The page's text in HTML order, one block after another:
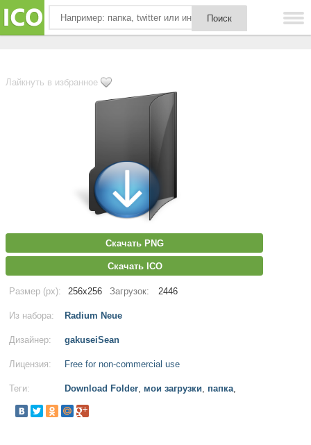
Лайкнуть в избранное
Скачать PNG
Скачать ICO
Размер (px): 256x256 Загрузок: 2446
Из набора: Radium Neue
Дизайнер: gakuseiSean
Лицензия: Free for non-commercial use
Теги: Download Folder, мои загрузки, папка,